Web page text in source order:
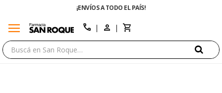
¡ENVÍOS A TODO EL PAÍS!
menu call
close